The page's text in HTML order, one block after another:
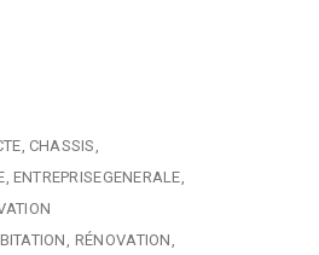
CHASSIS
ENTREPRISEGENERALE
RÉNOVATION